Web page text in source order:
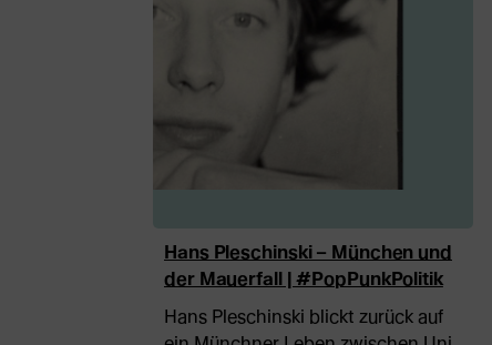
Hans Pleschinski – München und
der Mauerfall | #PopPunkPolitik
Hans Pleschinski blickt zurück auf